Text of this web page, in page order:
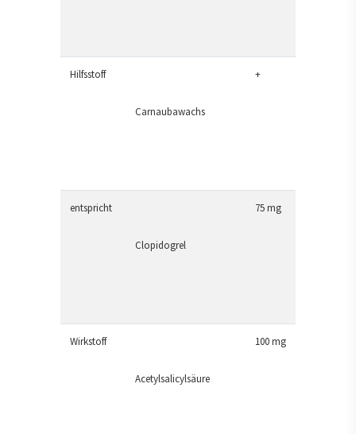
Hilfsstoff
Carnaubawachs
+
entspricht
Clopidogrel
75 mg
Wirkstoff
Acetylsalicylsäure
100 mg